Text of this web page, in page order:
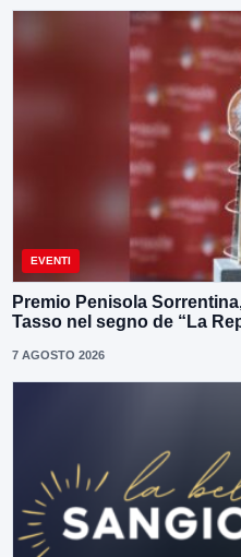
EVENTI
Premio Penisola
Tasso nel segno de “La
7 AGOSTO 2026